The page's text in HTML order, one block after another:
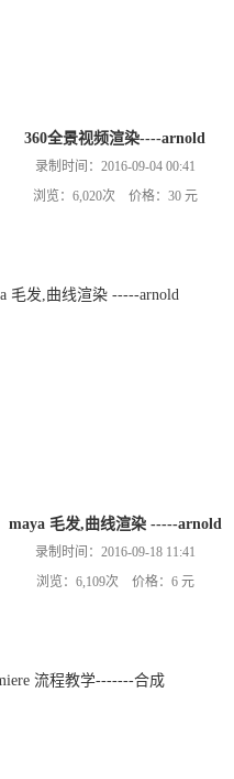
360全景视频渲染----arnold
录制时间：2016-09-04 00:41
浏览：6,020次 价格：30 元
maya 毛发,曲线渲染 -----arnold
录制时间：2016-09-18 11:41
浏览：6,109次 价格：6 元